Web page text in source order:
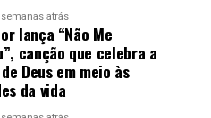
semanas atrás
lança “Não Me
canção que celebra a
Deus em meio às
da vida